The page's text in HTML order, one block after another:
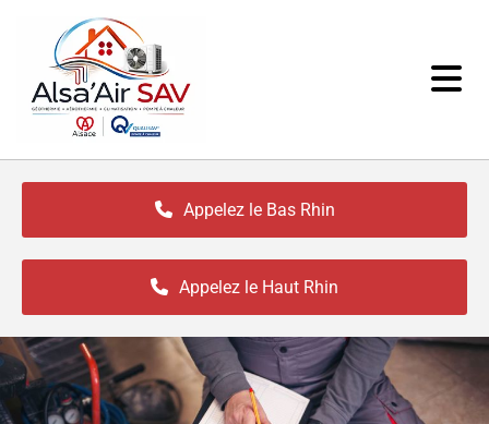
Accéder au contenu
Appelez le Bas Rhin
Appelez le Haut Rhin